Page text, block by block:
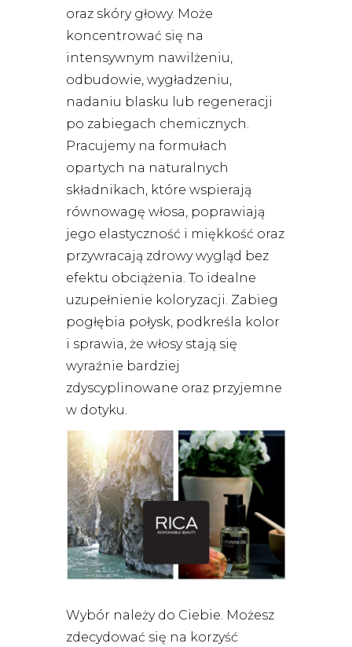
oraz skóry głowy. Może
koncentrować się na
intensywnym nawilżeniu,
odbudowie, wygładzeniu,
nadaniu blasku lub regeneracji
po zabiegach chemicznych.
Pracujemy na formułach
opartych na naturalnych
składnikach, które wspierają
równowagę włosa, poprawiają
jego elastyczność i miękkość oraz
przywracają zdrowy wygląd bez
efektu obciążenia. To idealne
uzupełnienie koloryzacji. Zabieg
pogłębia połysk, podkreśla kolor
i sprawia, że włosy stają się
wyraźnie bardziej
zdyscyplinowane oraz przyjemne
w dotyku.
Wybór należy do Ciebie. Możesz
zdecydować się na korzyść